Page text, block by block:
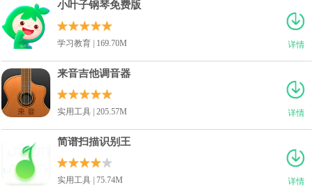
详情
小叶子钢琴免费版
学习教育 | 169.70M
详情
来音吉他调音器
实用工具 | 205.57M
详情
简谱扫描识别王
实用工具 | 75.74M